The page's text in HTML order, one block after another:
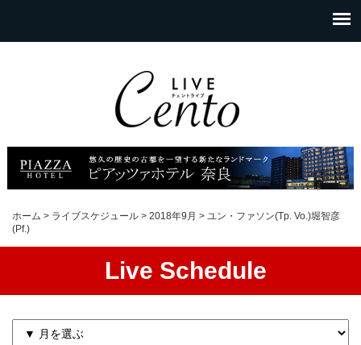
ホーム > ライブスケジュール > 2018年9月 > ユン・ファソン(Tp. Vo.)堀智彦
(Pf.)
Live Schedule